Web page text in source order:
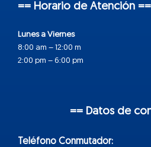
== Horario de Atención ==
Lunes a Viernes
8:00 am – 12:00 m
2:00 pm – 6:00 pm
== Datos de
Teléfono Conmutador: